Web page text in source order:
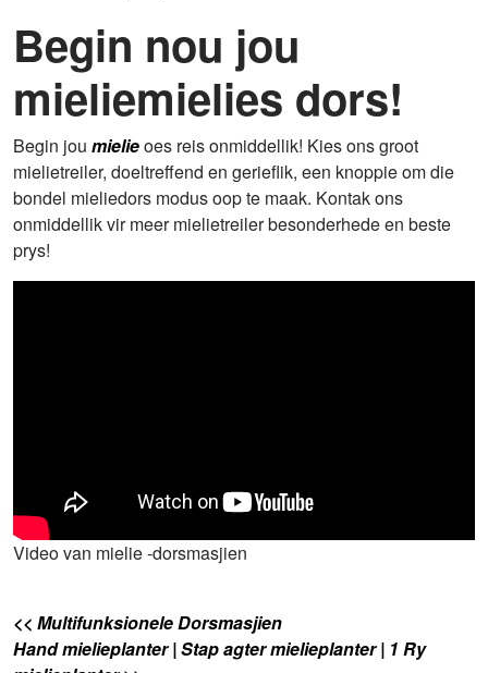
Begin nou jou
mieliemielies dors!
Begin jou mielieoes reis onmiddellik! Kies ons groot
mielietreiler, doeltreffend en gerieflik, een knoppie om die
bondel mieliedors modus oop te maak. Kontak ons
onmiddellik vir meer mielietreiler besonderhede en beste
prys!
Video van mielie -dorsmasjien
<< Multifunksionele Dorsmasjien
Hand mielieplanter | Stap agter mielieplanter | 1 Ry